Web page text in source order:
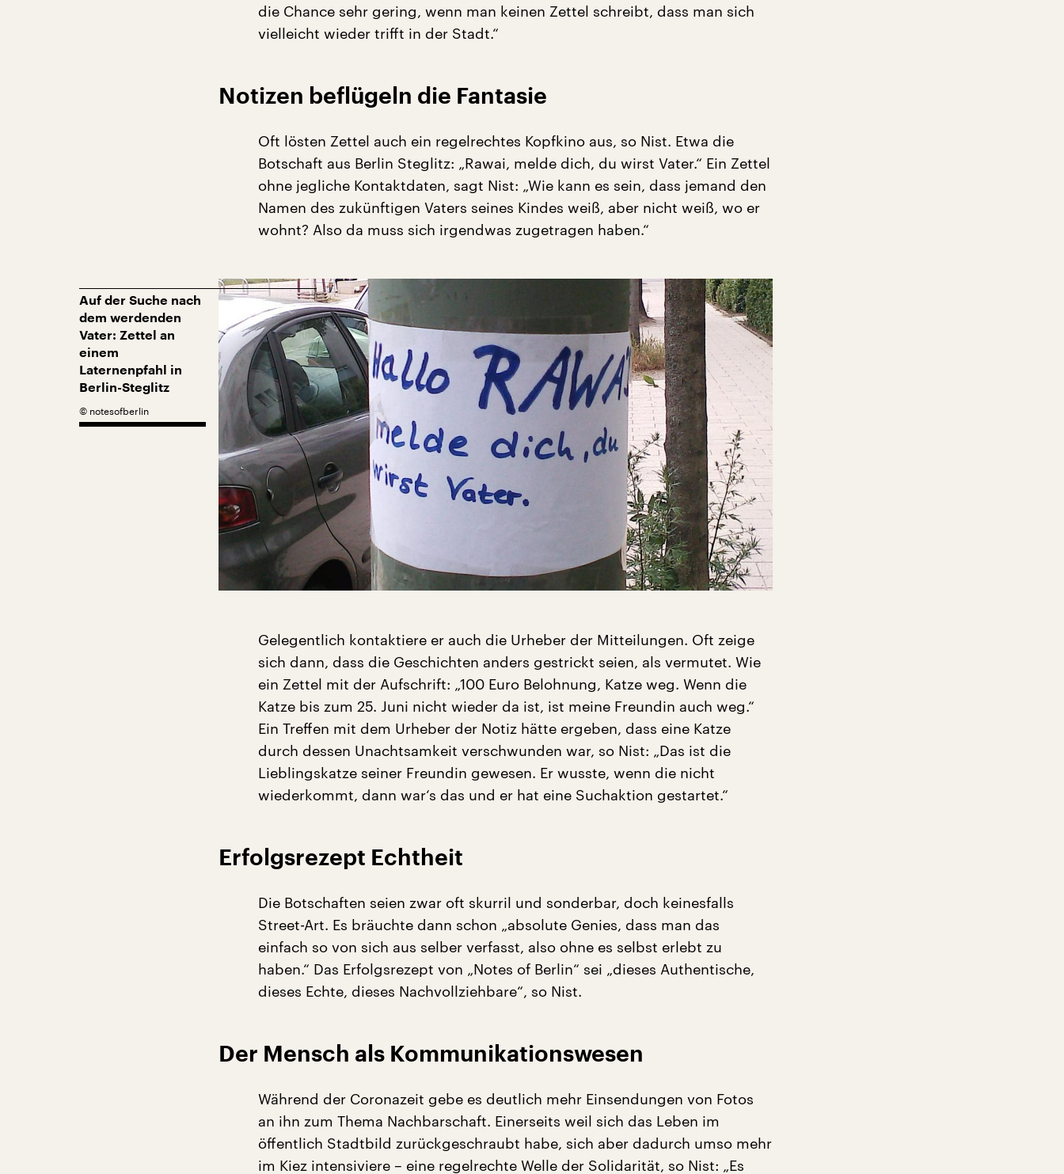
die Chance sehr gering, wenn man keinen Zettel schreibt, dass man sich
vielleicht wieder trifft in der Stadt.“
Notizen beflügeln die Fantasie
Oft lösten Zettel auch ein regelrechtes Kopfkino aus, so Nist. Etwa die
Botschaft aus Berlin Steglitz: „Rawai, melde dich, du wirst Vater.“ Ein Zettel
ohne jegliche Kontaktdaten, sagt Nist: „Wie kann es sein, dass jemand den
Namen des zukünftigen Vaters seines Kindes weiß, aber nicht weiß, wo er
wohnt? Also da muss sich irgendwas zugetragen haben.“
Auf der Suche nach
dem werdenden
Vater: Zettel an
einem
Laternenpfahl in
Berlin-Steglitz
© notesofberlin
Gelegentlich kontaktiere er auch die Urheber der Mitteilungen. Oft zeige
sich dann, dass die Geschichten anders gestrickt seien, als vermutet. Wie
ein Zettel mit der Aufschrift: „100 Euro Belohnung, Katze weg. Wenn die
Katze bis zum 25. Juni nicht wieder da ist, ist meine Freundin auch weg.“
Ein Treffen mit dem Urheber der Notiz hätte ergeben, dass eine Katze
durch dessen Unachtsamkeit verschwunden war, so Nist: „Das ist die
Lieblingskatze seiner Freundin gewesen. Er wusste, wenn die nicht
wiederkommt, dann war‘s das und er hat eine Suchaktion gestartet.“
Erfolgsrezept Echtheit
Die Botschaften seien zwar oft skurril und sonderbar, doch keinesfalls
Street-Art. Es bräuchte dann schon „absolute Genies, dass man das
einfach so von sich aus selber verfasst, also ohne es selbst erlebt zu
haben.“ Das Erfolgsrezept von „Notes of Berlin“ sei „dieses Authentische,
dieses Echte, dieses Nachvollziehbare“, so Nist.
Der Mensch als Kommunikationswesen
Während der Coronazeit gebe es deutlich mehr Einsendungen von Fotos
an ihn zum Thema Nachbarschaft. Einerseits weil sich das Leben im
öffentlich Stadtbild zurückgeschraubt habe, sich aber dadurch umso mehr
im Kiez intensiviere – eine regelrechte Welle der Solidarität, so Nist: „Es